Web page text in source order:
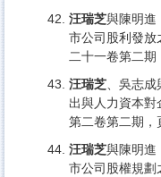
汪瑞芝與陳明進
市公司股利發放
二十一卷第二期
汪瑞芝、吳志成
出與人力資本對
第二卷第二期，
汪瑞芝與陳明進
市公司股權規劃